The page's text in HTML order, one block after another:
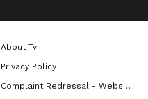
About Tv
Privacy Policy
Complaint Redressal - Website